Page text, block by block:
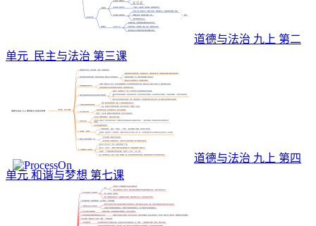
道德与法治 九上 第二
单元 民主与法治 第三课
道德与法治 九上 第四
单元 和谐与梦想 第七课